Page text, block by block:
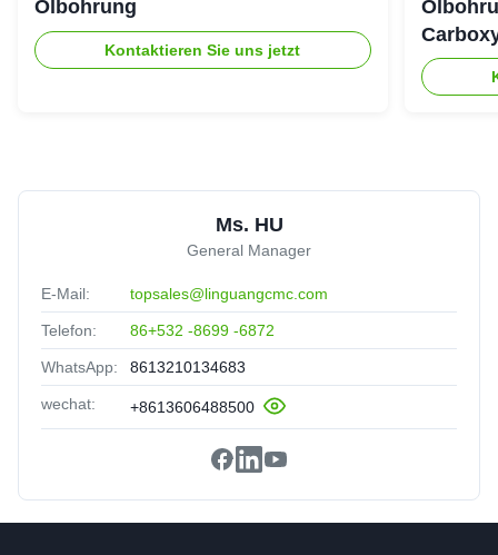
Ölbohrung
Kontaktieren Sie uns jetzt
Ms. HU
General Manager
E-Mail: topsales@linguangcmc.com
Telefon: 86+532 -8699 -6872
WhatsApp: 8613210134683
wechat: +8613606488500